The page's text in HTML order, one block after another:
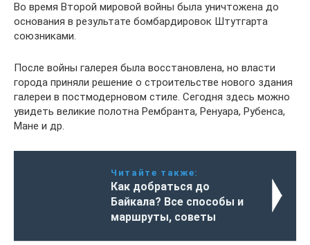
Во время Второй мировой войны была уничтожена до
основания в результате бомбардировок Штутгарта
союзниками.
После войны галерея была восстановлена, но власти
города приняли решение о строительстве нового здания
галереи в постмодерновом стиле. Сегодня здесь можно
увидеть великие полотна Рембранта, Ренуара, Рубенса,
Мане и др.
Читайте также:
Как добраться до
Байкала? Все способы и
маршруты, советы